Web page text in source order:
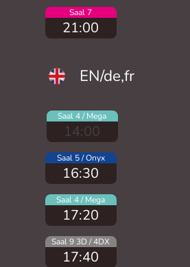
Saal 7
21:00
EN/de,fr
Saal 4 / Mega
14:00
Saal 5 / Onyx
16:30
Saal 4 / Mega
17:20
Saal 9 3D / 4DX
17:40